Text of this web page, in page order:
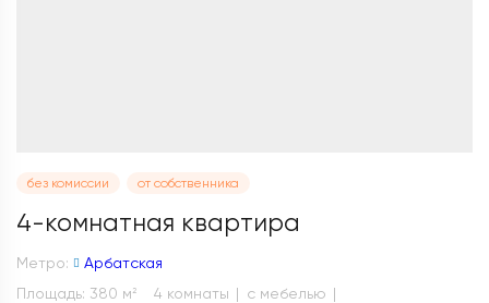
без комиссии от собственника
4-комнатная квартира
Метро:
Арбатская
Площадь: 380 м 2 4 комнаты
с мебелью